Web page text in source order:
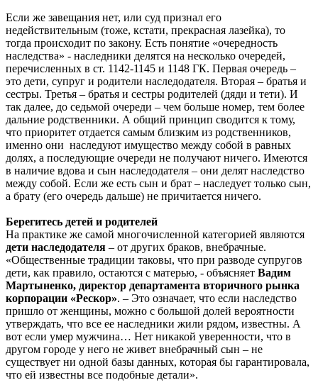
Если же завещания нет, или суд признал его
недействительным (тоже, кстати, прекрасная лазейка), то
тогда происходит по закону. Есть понятие «очередность
наследства» - наследники делятся на несколько очередей,
перечисленных в ст. 1142-1145 и 1148 ГК. Первая очередь –
это дети, супруг и родители наследодателя. Вторая – братья и
сестры. Третья – братья и сестры родителей (дяди и тети). И
так далее, до седьмой очереди – чем больше номер, тем более
дальние родственники. А общий принцип сводится к тому,
что приоритет отдается самым близким из родственников,
именно они наследуют имущество между собой в равных
долях, а последующие очереди не получают ничего. Имеются
в наличие вдова и сын наследодателя – они делят наследство
между собой. Если же есть сын и брат – наследует только сын,
а брату (его очередь дальше) не причитается ничего.
Берегитесь детей и родителей
На практике же самой многочисленной категорией являются
дети наследодателя – от других браков, внебрачные.
«Общественные традиции таковы, что при разводе супругов
дети, как правило, остаются с матерью, - объясняет Вадим
Мартыненко, директор департамента вторичного рынка
корпорации «Рескор». – Это означает, что если наследство
пришло от женщины, можно с большой долей вероятности
утверждать, что все ее наследники жили рядом, известны. А
вот если умер мужчина… Нет никакой уверенности, что в
другом городе у него не живет внебрачный сын – не
существует ни одной базы данных, которая бы гарантировала,
что ей известны все подобные детали».